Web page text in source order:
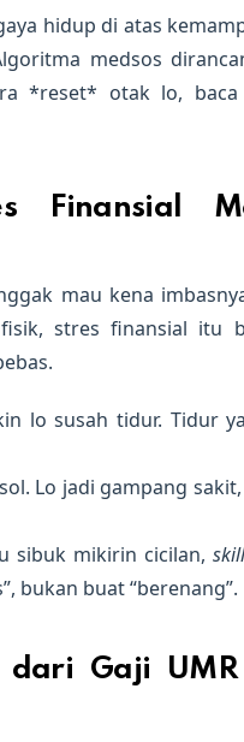
hidup di atas
medsos
*reset* otak lo,
Finansial
mau kena
stres finansial itu
lo susah tidur. Tidur
Lo jadi gampang
sibuk mikirin cicilan, skill
bukan buat “berenang”.
Gaji